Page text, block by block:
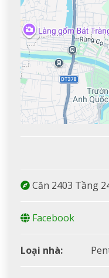
−
Căn 2403 Tầng
Facebook
Loại nhà: